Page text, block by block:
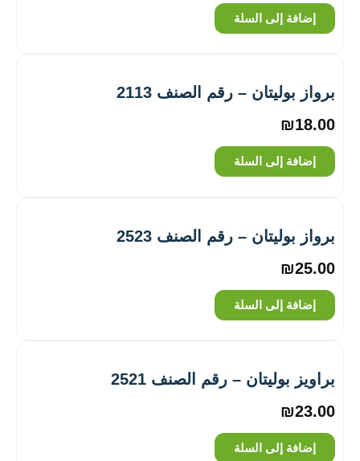
إضافة إلى السلة
برواز بوليتان – رقم الصنف 2113
₪18.00
إضافة إلى السلة
برواز بوليتان – رقم الصنف 2523
₪25.00
إضافة إلى السلة
براويز بوليتان – رقم الصنف 2521
₪23.00
إضافة إلى السلة